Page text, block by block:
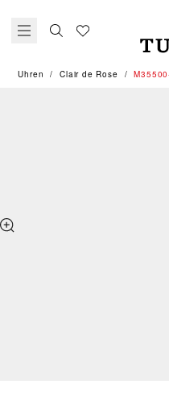
Uhren Clair de Rose